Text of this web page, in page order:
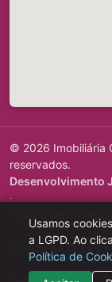
© 2026 Imobiliária
reservados.
Desenvolvimento
·
Política de Cookies
Usamos
a LGPD. Ao
Política de